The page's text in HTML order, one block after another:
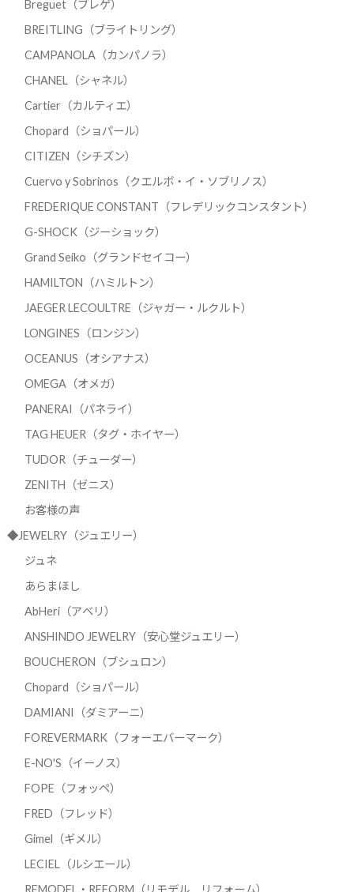
Breguet（ブレゲ）
BREITLING（ブライトリング）
CAMPANOLA（カンパノラ）
CHANEL（シャネル）
Cartier（カルティエ）
Chopard（ショパール）
CITIZEN（シチズン）
Cuervo y Sobrinos（クエルボ・イ・ソブリノス）
FREDERIQUE CONSTANT（フレデリックコンスタント）
G-SHOCK（ジーショック）
Grand Seiko（グランドセイコー）
HAMILTON（ハミルトン）
JAEGER LECOULTRE（ジャガー・ルクルト）
LONGINES（ロンジン）
OCEANUS（オシアナス）
OMEGA（オメガ）
PANERAI（パネライ）
TAG HEUER（タグ・ホイヤー）
TUDOR（チューダー）
ZENITH（ゼニス）
お客様の声
◆JEWELRY（ジュエリー）
ジュネ
あらまほし
AbHeri（アベリ）
ANSHINDO JEWELRY（安心堂ジュエリー）
BOUCHERON（ブシュロン）
Chopard（ショパール）
DAMIANI（ダミアーニ）
FOREVERMARK（フォーエバーマーク）
E-NO'S（イーノス）
FOPE（フォッペ）
FRED（フレッド）
Gimel（ギメル）
LECIEL（ルシエール）
REMODEL・REFORM（リモデル リフォーム）